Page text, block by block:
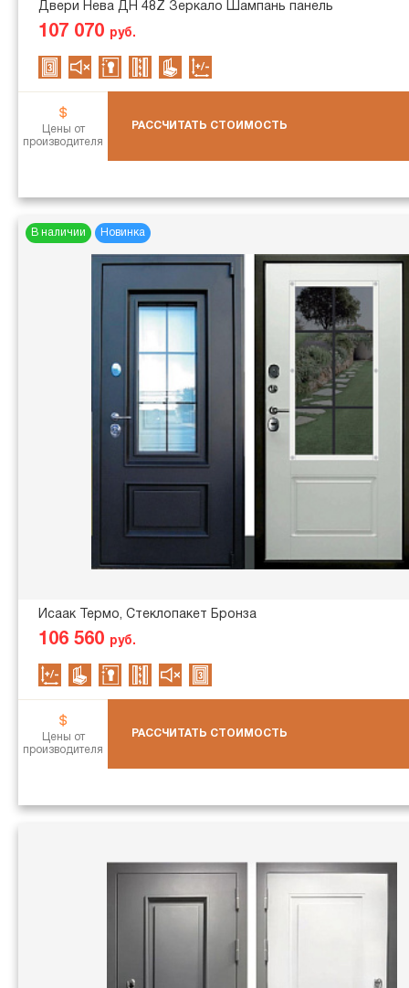
Двери Нева ДН 48Z Зеркало Шампань панель
107 070 руб.
Цены от
производителя
РАССЧИТАТЬ СТОИМОСТЬ
В наличии Новинка
Исаак Термо, Стеклопакет Бронза
106 560 руб.
Цены от
производителя
РАССЧИТАТЬ СТОИМОСТЬ